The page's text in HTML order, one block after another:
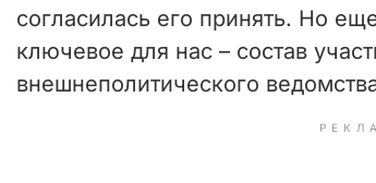
согласилась его принять. Но
ключевое для нас – состав
внешнеполитического